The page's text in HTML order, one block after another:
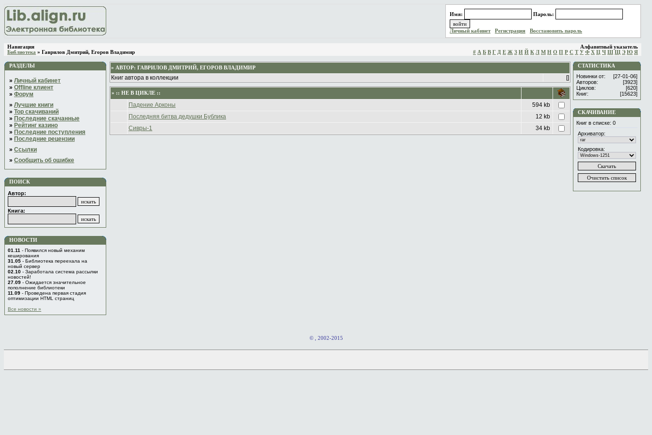
Имя: Пароль:
Личный кабинет Регистрация Восстановить пароль
Навигация
Библиотека » Гаврилов Дмитрий, Егоров Владимир
Алфавитный указатель
# А Б В Г Д Е Ж З И Й К Л М Н О П Р С Т У Ф Х Ц Ч Ш Щ Э Ю Я
РАЗДЕЛЫ
» Личный кабинет
» Offline клиент
» Форум
» Лучшие книги
» Top скачиваний
» Последние скачанные
» Рейтинг казино
» Последние поступления
» Последние рецензии
» Ссылки
» Сообщить об ошибке
ПОИСК
Автор:
Книга:
НОВОСТИ
01.11 - Появился новый механим
кеширования
31.05 - Библиотека переехала на
новый сервер
02.10 - Заработала система рассылки
новостей!
27.09 - Ожидается значительное
пополнение библиотеки
11.09 - Проведена первая стадия
оптимизации HTML страниц
Все новости »
» АВТОР: ГАВРИЛОВ ДМИТРИЙ, ЕГОРОВ ВЛАДИМИР
Книг автора в коллекции []
» :: НЕ В ЦИКЛЕ ::
Падение Арконы
594 kb
Последняя битва дедушки Бублика
12 kb
Сивры-1
34 kb
СТАТИСТИКА
Новинки от:
[27-01-06]
Авторов:
[3923]
Циклов:
[620]
Книг:
[15623]
СКАЧИВАНИЕ
Книг в списке: 0
Архиватор:
Кодировка:
© , 2002-2015